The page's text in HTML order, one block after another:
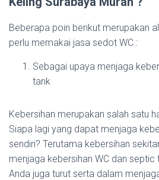
Beberapa poin berikut merupakan
perlu memakai jasa sedot WC :
Sebagai upaya menjaga
tank
Kebersihan merupakan salah satu
Siapa lagi yang dapat menjaga
sendiri? Terutama kebersihan
menjaga kebersihan WC dan
Anda juga turut serta dalam